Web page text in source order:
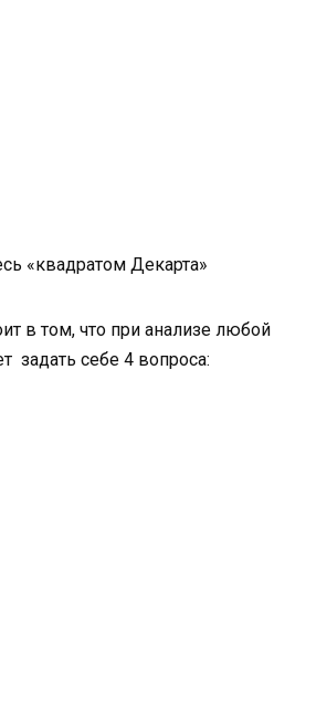
«квадратом Декарта»
в том, что при анализе любой
задать себе 4 вопроса: